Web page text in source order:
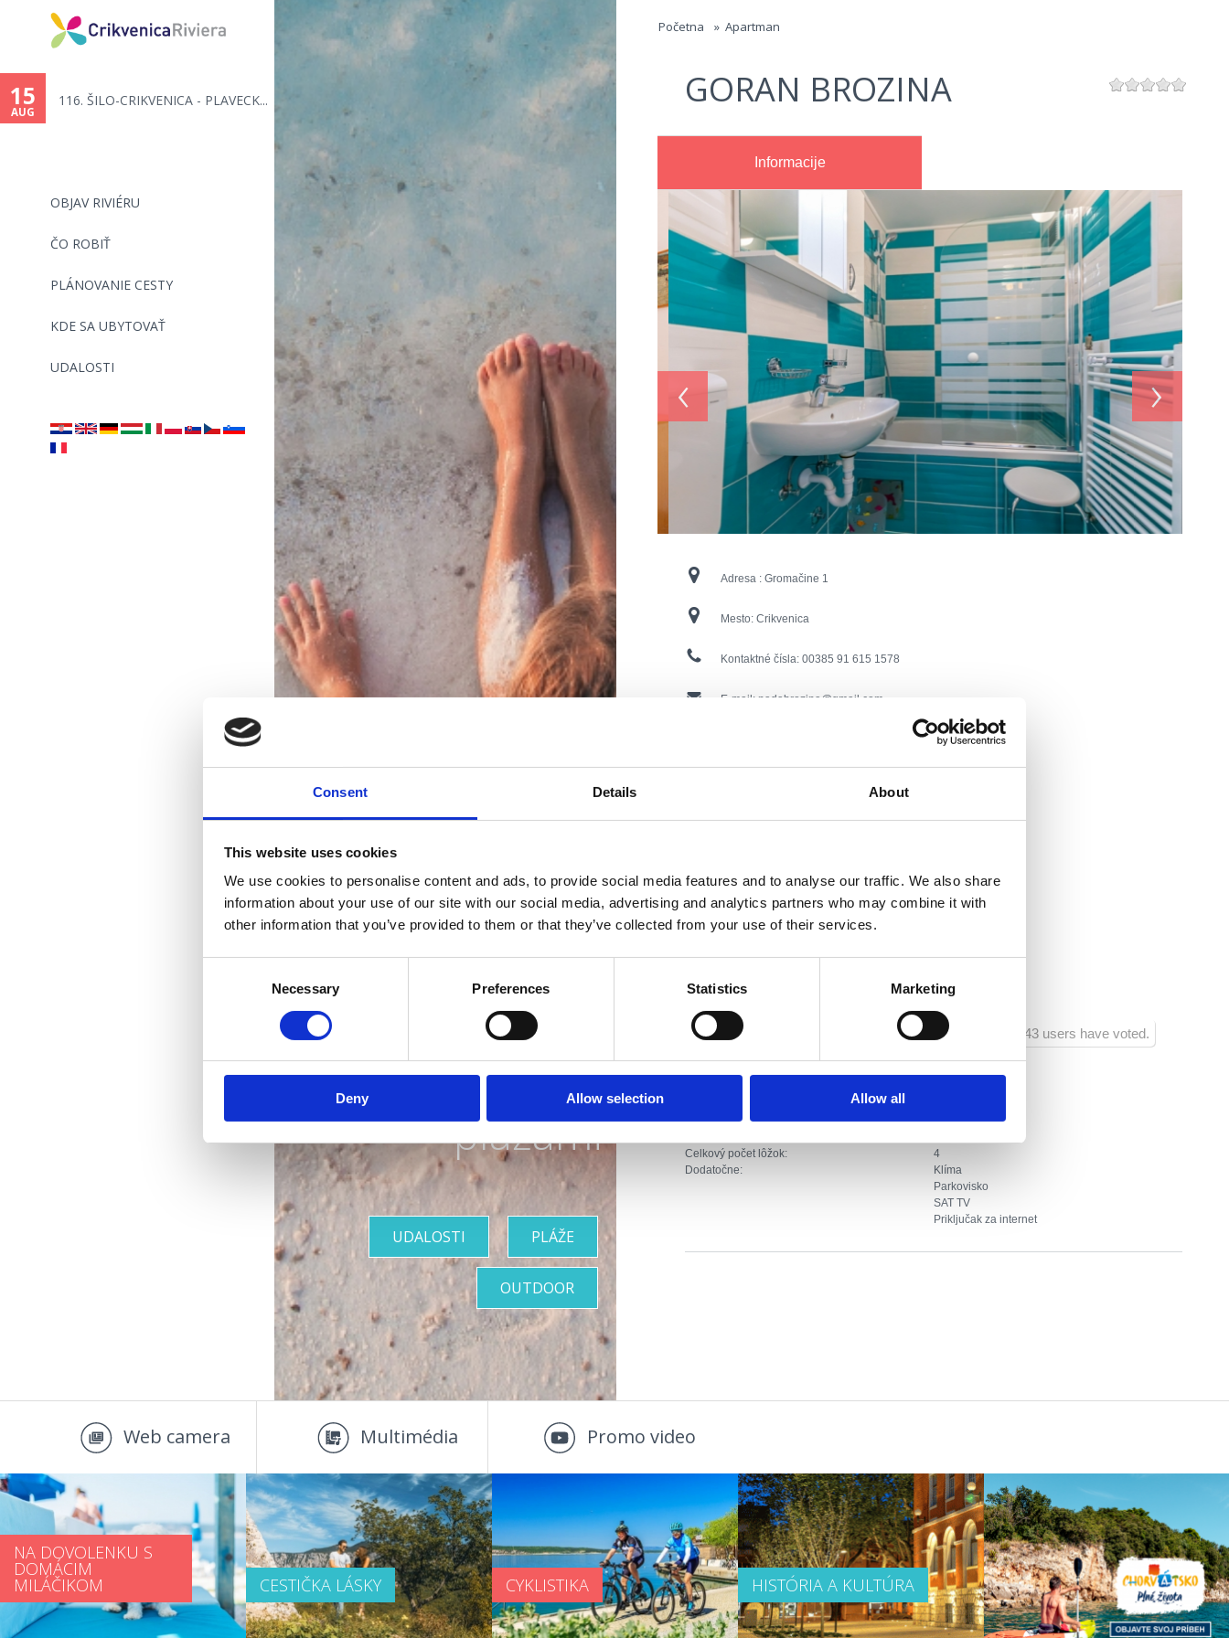
Consent Details About
This website uses cookies
We use cookies to personalise content and ads, to provide social media features and to analyse our traffic. We also share
information about your use of our site with our social media, advertising and analytics partners who may combine it with
other information that you’ve provided to them or that they’ve collected from your use of their services.
Necessary Preferences Statistics Marketing
Deny Allow selection Allow all
OBJAV RIVIÉRU
ČO ROBIŤ
PLÁNOVANIE CESTY
KDE SA UBYTOVAŤ
UDALOSTI
15
AUG
116. ŠILO-CRIKVENICA - PLAVECK...
are
here
Početna » Apartman
GORAN BROZINA
Informacije
‹ ›
Adresa : Gromačine 1
Mesto: Crikvenica
Kontaktné čísla: 00385 91 615 1578
E-mail: nadabrozina@gmail.com
Vzdialenosť od centra:500
Vzdialenosť od športových zariadení:350
Vzdialenosť od zábavných zariadení : 500
543 users have voted.
Druh ubytovania :
Apartmán
Hlavné postele (počet):
4
Celkový počet lôžok:
4
Dodatočne:
Klíma
Parkovisko
SAT TV
Priključak za internet
Riviéra s
najkrajšími
plážami
PLÁŽE
UDALOSTI
OUTDOOR
Web camera Multimédia Promo video
NA DOVOLENKU S
DOMÁCIM
MILÁČIKOM CESTIČKA LÁSKY CYKLISTIKA HISTÓRIA A KULTÚRA